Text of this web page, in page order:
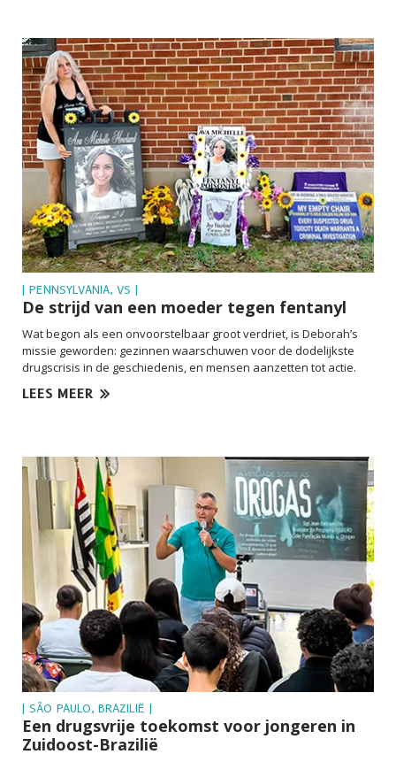
| PENNSYLVANIA, VS |
De strijd van een moeder tegen fentanyl
Wat begon als een onvoorstelbaar groot verdriet, is Deborah’s
missie geworden: gezinnen waarschuwen voor de dodelijkste
drugscrisis in de geschiedenis, en mensen aanzetten tot actie.
LEES MEER
| SÃO PAULO, BRAZILIË |
Een drugsvrije toekomst voor jongeren in
Zuidoost-Brazilië